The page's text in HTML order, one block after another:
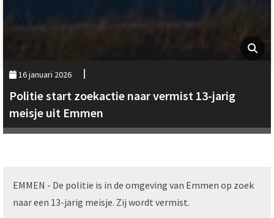
16 januari 2026
Politie start zoekactie naar vermist 13-jarig
meisje uit Emmen
EMMEN - De politie is in de omgeving van Emmen op zoek
naar een 13-jarig meisje. Zij wordt vermist.